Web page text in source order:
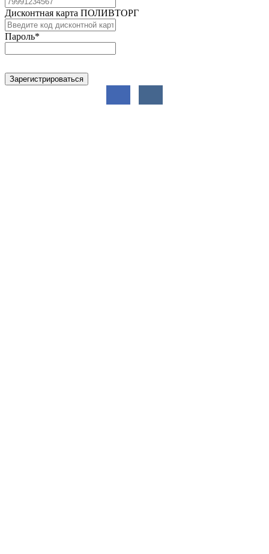
Дисконтная карта ПОЛИВТОРГ
Пароль*